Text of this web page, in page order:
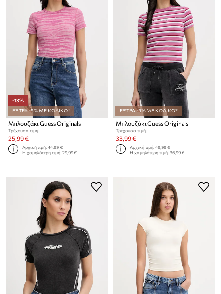
-13%
ΕΞΤΡΑ -5% ΜΕ ΚΩΔΙΚΟ*
Μπλουζάκι Guess Originals
Τρέχουσα τιμή:
25,99 €
Αρχική τιμή:44,99 €
Η χαμηλότερη τιμή:29,99 €
ΕΞΤΡΑ -5% ΜΕ ΚΩΔΙΚΟ*
Μπλουζάκι Guess Originals
Τρέχουσα τιμή:
33,99 €
Αρχική τιμή:49,99 €
Η χαμηλότερη τιμή:36,99 €